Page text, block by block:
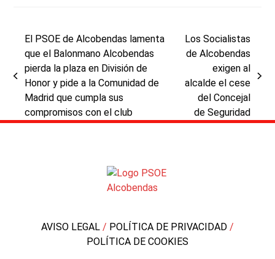
previous
post:
El PSOE de Alcobendas lamenta
que el Balonmano Alcobendas
pierda la plaza en División de
Honor y pide a la Comunidad de
Madrid que cumpla sus
compromisos con el club
next
post:
Los Socialistas
de Alcobendas
exigen al
alcalde el cese
del Concejal
de Seguridad
AVISO LEGAL / POLÍTICA DE PRIVACIDAD /
POLÍTICA DE COOKIES